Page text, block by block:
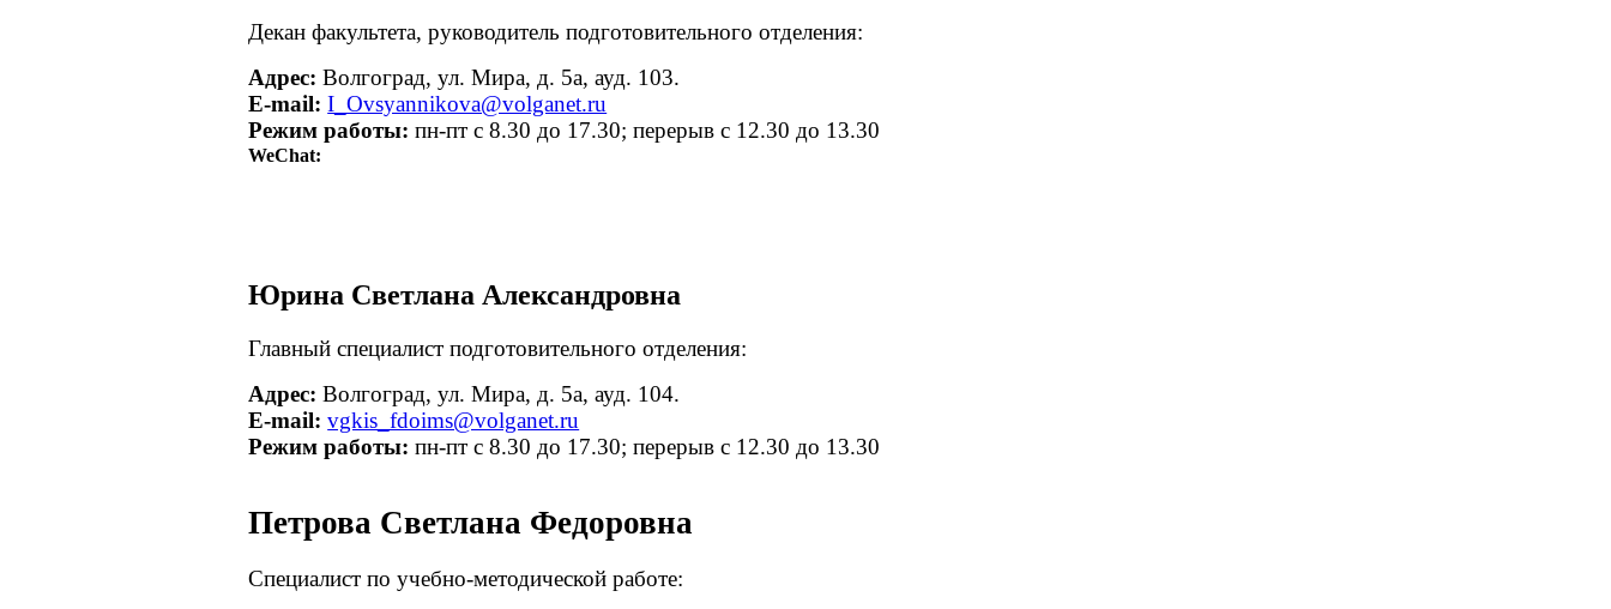
Декан факультета, руководитель подготовительного отделения:
Адрес: Волгоград, ул. Мира, д. 5а, ауд. 103.
E-mail: I_Ovsyannikova@volganet.ru
Режим работы: пн-пт с 8.30 до 17.30; перерыв с 12.30 до 13.30
WeChat:
Юрина Светлана Александровна
Главный специалист подготовительного отделения:
Адрес: Волгоград, ул. Мира, д. 5а, ауд. 104.
E-mail: vgkis_fdoims@volganet.ru
Режим работы: пн-пт с 8.30 до 17.30; перерыв с 12.30 до 13.30
Петрова Светлана Федоровна
Специалист по учебно-методической работе: